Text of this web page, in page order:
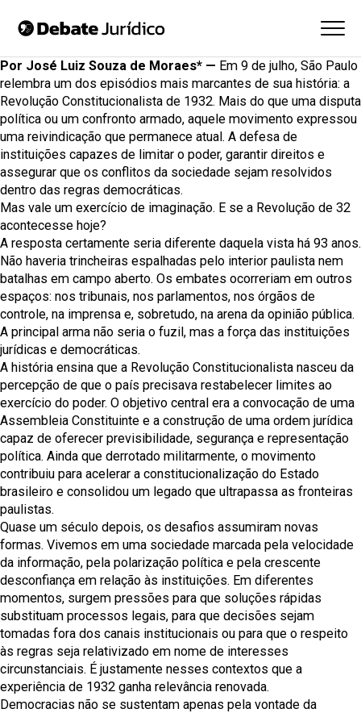
Por José Luiz Souza de Moraes* — Em 9 de julho, São Paulo
relembra um dos episódios mais marcantes de sua história: a
Revolução Constitucionalista de 1932. Mais do que uma disputa
política ou um confronto armado, aquele movimento expressou
uma reivindicação que permanece atual. A defesa de
instituições capazes de limitar o poder, garantir direitos e
assegurar que os conflitos da sociedade sejam resolvidos
dentro das regras democráticas.
Mas vale um exercício de imaginação. E se a Revolução de 32
acontecesse hoje?
A resposta certamente seria diferente daquela vista há 93 anos.
Não haveria trincheiras espalhadas pelo interior paulista nem
batalhas em campo aberto. Os embates ocorreriam em outros
espaços: nos tribunais, nos parlamentos, nos órgãos de
controle, na imprensa e, sobretudo, na arena da opinião pública.
A principal arma não seria o fuzil, mas a força das instituições
jurídicas e democráticas.
A história ensina que a Revolução Constitucionalista nasceu da
percepção de que o país precisava restabelecer limites ao
exercício do poder. O objetivo central era a convocação de uma
Assembleia Constituinte e a construção de uma ordem jurídica
capaz de oferecer previsibilidade, segurança e representação
política. Ainda que derrotado militarmente, o movimento
contribuiu para acelerar a constitucionalização do Estado
brasileiro e consolidou um legado que ultrapassa as fronteiras
paulistas.
Quase um século depois, os desafios assumiram novas
formas. Vivemos em uma sociedade marcada pela velocidade
da informação, pela polarização política e pela crescente
desconfiança em relação às instituições. Em diferentes
momentos, surgem pressões para que soluções rápidas
substituam processos legais, para que decisões sejam
tomadas fora dos canais institucionais ou para que o respeito
às regras seja relativizado em nome de interesses
circunstanciais. É justamente nesses contextos que a
experiência de 1932 ganha relevância renovada.
Democracias não se sustentam apenas pela vontade da